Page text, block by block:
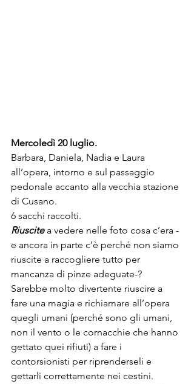
Mercoledì 20 luglio.
Barbara, Daniela, Nadia e Laura
all’opera, intorno e sul passaggio
pedonale accanto alla vecchia stazione
di Cusano.
6 sacchi raccolti.
Riuscite a vedere nelle foto cosa c’era -
e ancora in parte c’è perché non siamo
riuscite a raccogliere tutto per
mancanza di pinze adeguate-?
Sarebbe molto divertente riuscire a
fare una magia e richiamare all’opera
quegli umani (perché sono gli umani,
non il vento o le cornacchie che hanno
gettato quei rifiuti) a fare i
contorsionisti per riprenderseli e
gettarli correttamente nei cestini.